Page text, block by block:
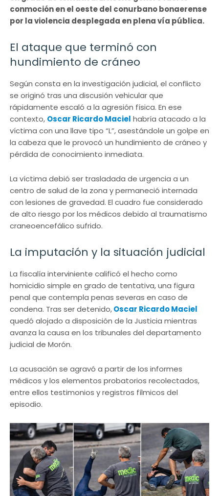
conmoción en el oeste del conurbano bonaerense
por la violencia desplegada en plena vía pública.
El ataque que terminó con
hundimiento de cráneo
Según consta en la investigación judicial, el conflicto
se originó tras una discusión vehicular que
rápidamente escaló a la agresión física. En ese
contexto, Oscar Ricardo Maciel habría atacado a la
víctima con una llave tipo “L”, asestándole un golpe en
la cabeza que le provocó un hundimiento de cráneo y
pérdida de conocimiento inmediata.
La víctima debió ser trasladada de urgencia a un
centro de salud de la zona y permaneció internada
con lesiones de gravedad. El cuadro fue considerado
de alto riesgo por los médicos debido al traumatismo
craneoencefálico sufrido.
La imputación y la situación judicial
La fiscalía interviniente calificó el hecho como
homicidio simple en grado de tentativa, una figura
penal que contempla penas severas en caso de
condena. Tras ser detenido,Oscar Ricardo Maciel
quedó alojado a disposición de la Justicia mientras
avanza la causa en los tribunales del departamento
judicial de Morón.
La acusación se agravó a partir de los informes
médicos y los elementos probatorios recolectados,
entre ellos testimonios y registros fílmicos del
episodio.